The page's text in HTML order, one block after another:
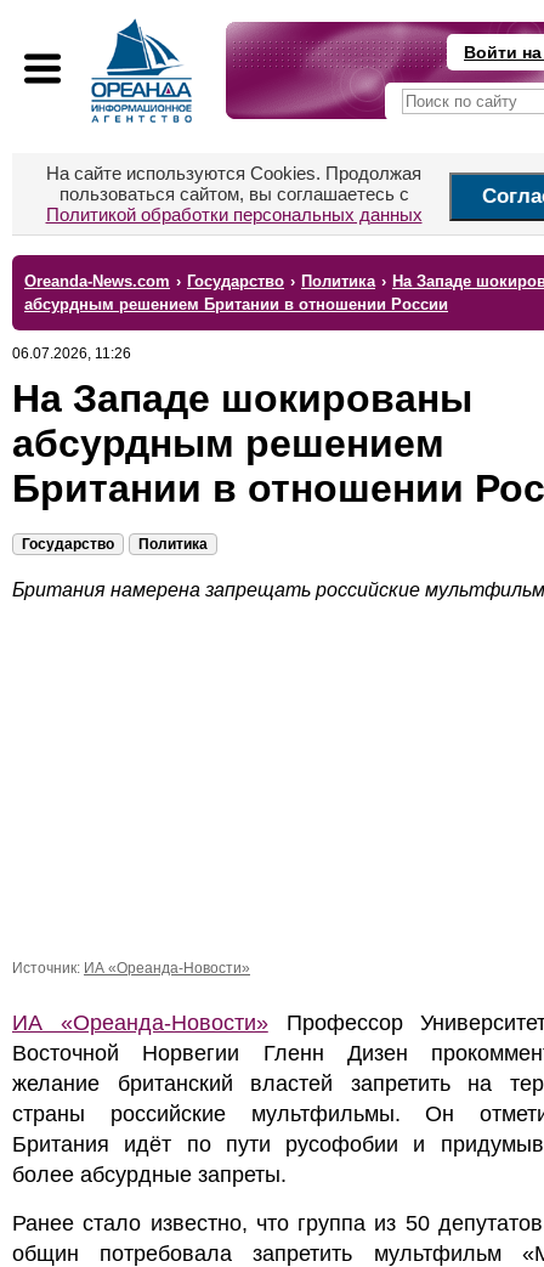
Войти
На сайте используются Cookies. Продолжая
пользоваться сайтом, вы соглашаетесь с
Политикой обработки персональных данных
Oreanda-News.com › Государство › Политика › На Западе
абсурдным решением Британии в отношении России
06.07.2026, 11:26
На Западе шокированы
абсурдным решением
Британии в отношении
Государство Политика
Британия намерена запрещать российские
Источник: ИА «Ореанда-Новости»
ИА «Ореанда-Новости»Профессор
Восточной Норвегии Гленн Дизен
желание британский властей запретить на
страны российские мультфильмы. Он
Британия идёт по пути русофобии и
более абсурдные запреты.
Ранее стало известно, что группа из 50
общин потребовала запретить мультфильм